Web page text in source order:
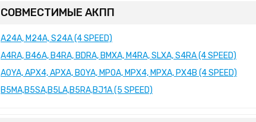
СОВМЕСТИМЫЕ АКПП
A24A, M24A, S24A (4 SPEED)
A4RA, B46A, B4RA, BDRA, BMXA, M4RA, SLXA, S4RA (4 SPEED)
AOYA, APX4, APXA, BOYA, MPOA, MPX4, MPXA, PX4B (4 SPEED)
B5MA,B5SA,B5LA,B5RA,BJ1A (5 SPEED)